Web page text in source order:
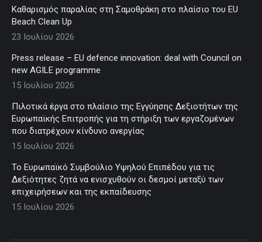
Καθαρισμός παραλίας στη Σαμοθράκη στο πλαίσιο του EU
Beach Clean Up
23 Ιουλίου 2026
Press release – EU defence innovation: deal with Council on
new AGILE programme
15 Ιουλίου 2026
Πιλοτικά έργα στο πλαίσιο της Εγγύησης Δεξιοτήτων της
Ευρωπαϊκής Επιτροπής για τη στήριξη των εργαζομένων
που διατρέχουν κίνδυνο ανεργίας
15 Ιουλίου 2026
Το Ευρωπαϊκό Συμβούλιο Υψηλού Επιπέδου για τις
Δεξιότητες ζητά να ενισχυθούν οι δεσμοί μεταξύ των
επιχειρήσεων και της εκπαίδευσης
15 Ιουλίου 2026